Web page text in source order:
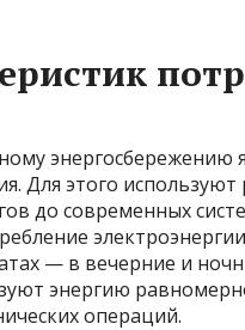
энергосбережению
Для этого
до современных
— в вечерние и
энергию
операций.